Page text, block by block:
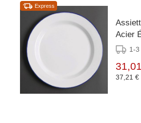
Express
Acier
- Lot1-
37,21 €